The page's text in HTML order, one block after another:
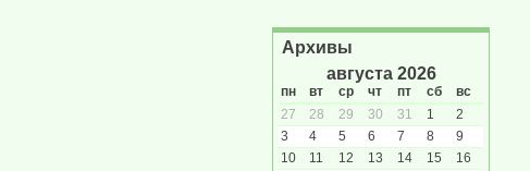
Архивы
августа 2026
пн вт ср чт пт сб
вс
27
28 29 30 31 1
2
3
4 5 6 7 8
9
10
11 12 13 14 15
16